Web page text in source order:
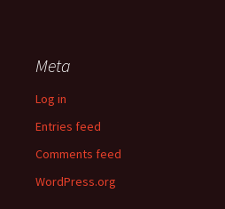
Meta
Log in
Entries feed
Comments feed
WordPress.org